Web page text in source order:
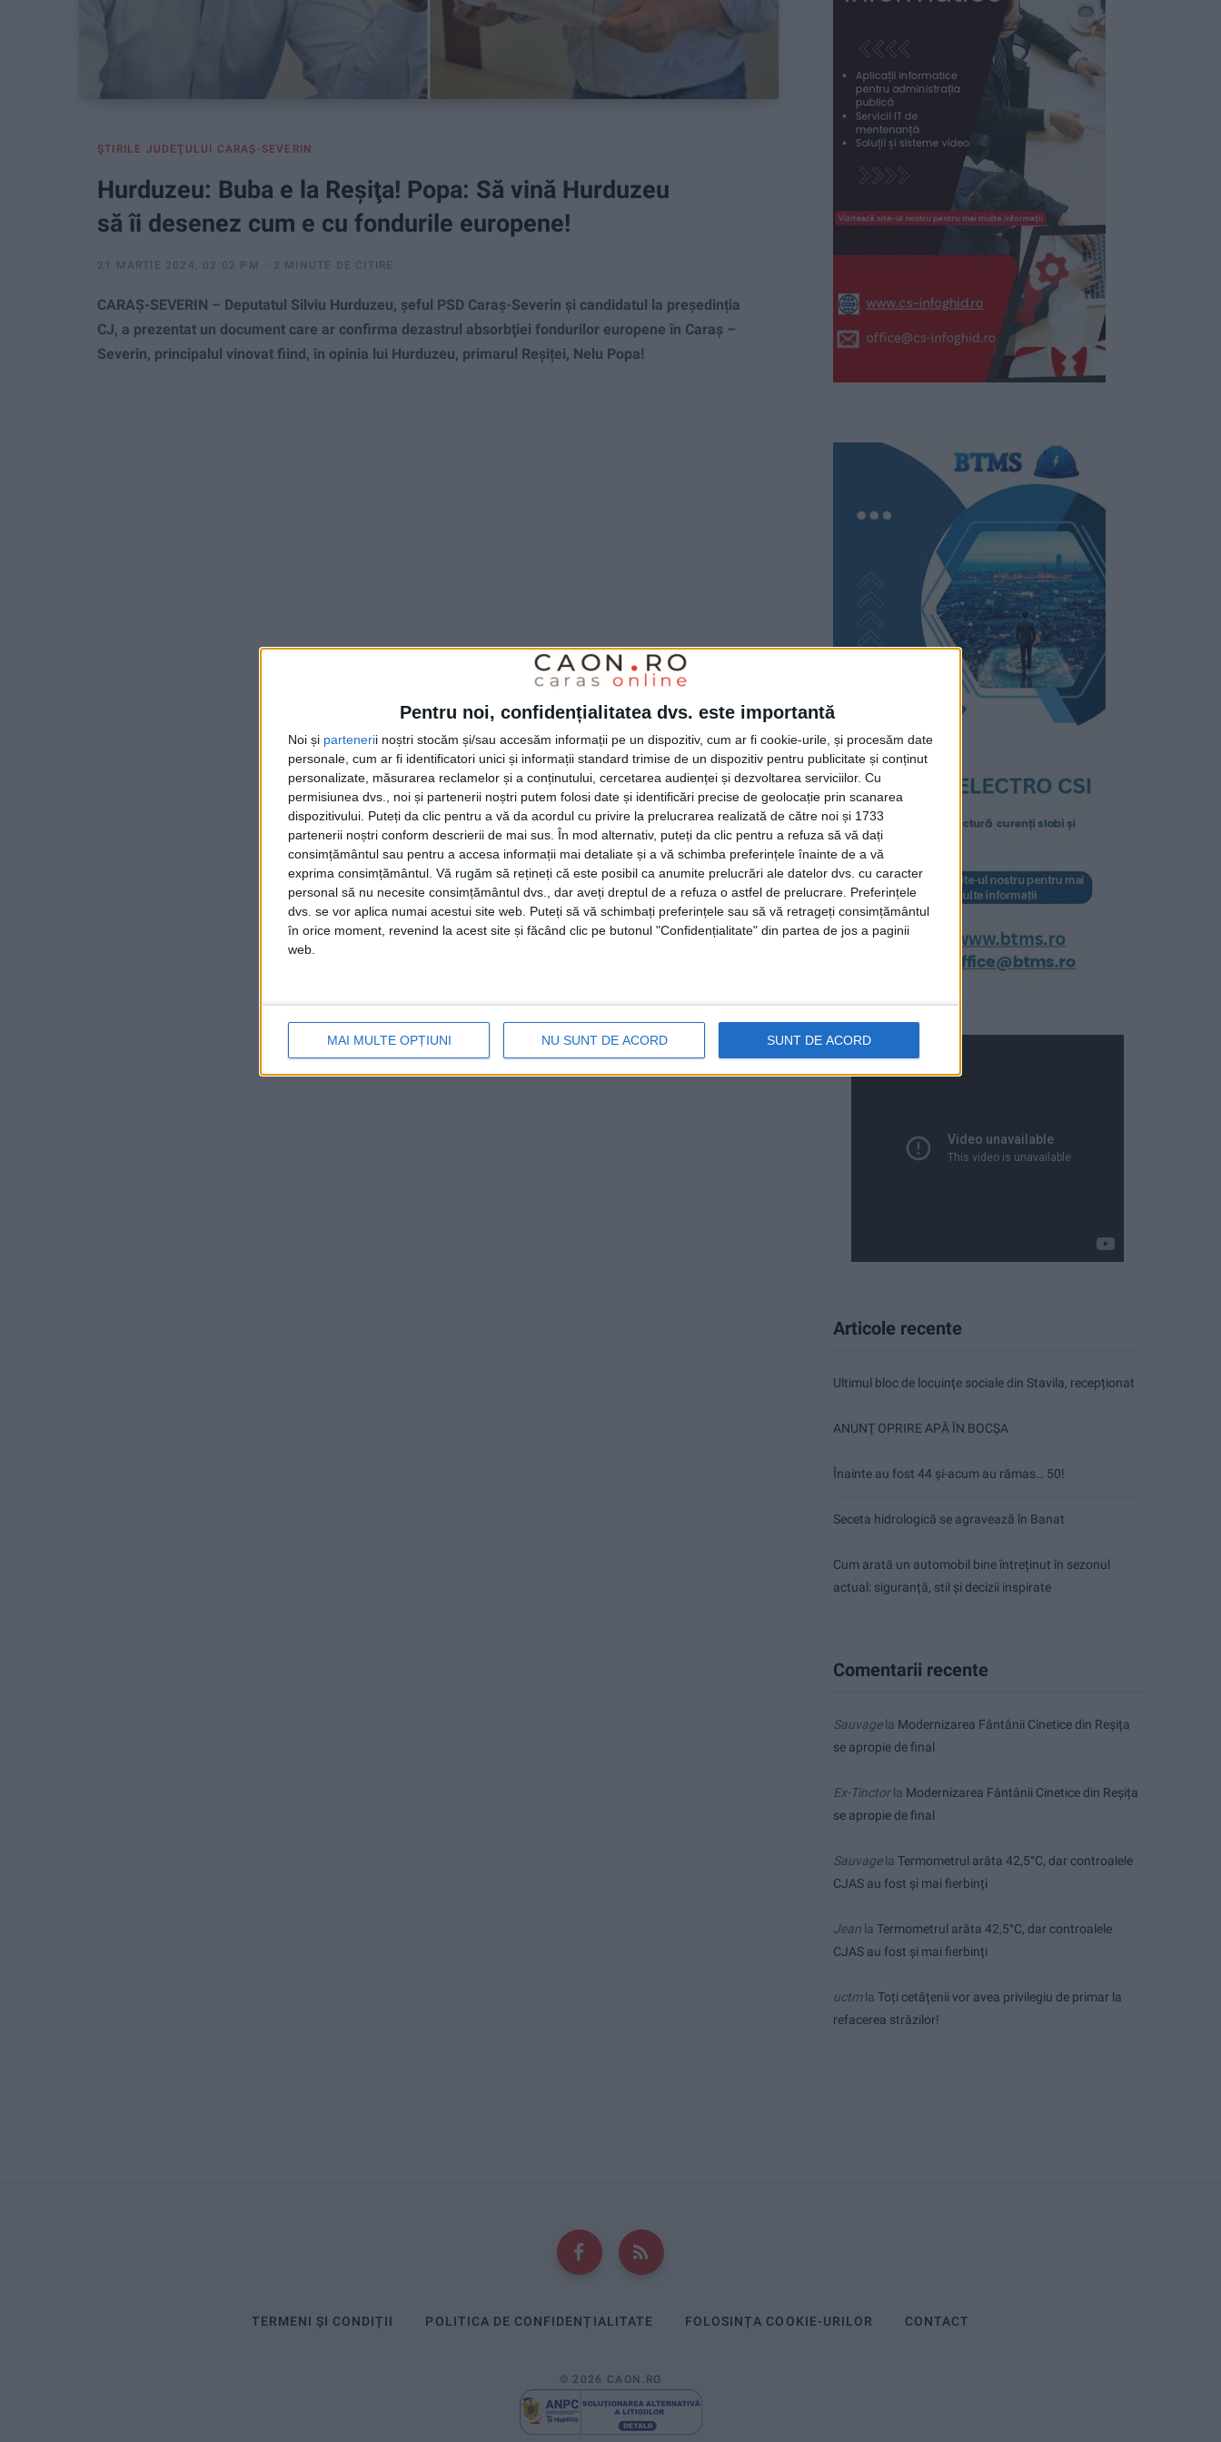
Pentru noi, confidențialitatea dvs. este importantă
Noi și partenerii noștri stocăm și/sau accesăm informații pe un dispozitiv, cum ar fi cookie-urile, și procesăm date
personale, cum ar fi identificatori unici și informații standard trimise de un dispozitiv pentru publicitate și conținut
personalizate, măsurarea reclamelor și a conținutului, cercetarea audienței și dezvoltarea serviciilor. Cu
permisiunea dvs., noi și partenerii noștri putem folosi date și identificări precise de geolocație prin scanarea
dispozitivului. Puteți da clic pentru a vă da acordul cu privire la prelucrarea realizată de către noi și 1733
partenerii noștri conform descrierii de mai sus. În mod alternativ, puteți da clic pentru a refuza să vă dați
consimțământul sau pentru a accesa informații mai detaliate și a vă schimba preferințele înainte de a vă
exprima consimțământul. Vă rugăm să rețineți că este posibil ca anumite prelucrări ale datelor dvs. cu caracter
personal să nu necesite consimțământul dvs., dar aveți dreptul de a refuza o astfel de prelucrare. Preferințele
dvs. se vor aplica numai acestui site web. Puteți să vă schimbați preferințele sau să vă retrageți consimțământul
în orice moment, revenind la acest site și făcând clic pe butonul "Confidențialitate" din partea de jos a paginii
web.
MAI MULTE OPȚIUNI NU SUNT DE ACORD SUNT DE ACORD
ŞTIRILE JUDEŢULUI CARAŞ-SEVERIN
Hurduzeu: Buba e la Reşiţa! Popa: Să vină Hurduzeu
să îi desenez cum e cu fondurile europene!
21 MARTIE 2024, 02:02 PM 2 MINUTE DE CITIRE
CARAȘ-SEVERIN – Deputatul Silviu Hurduzeu, șeful PSD Caraș-Severin și candidatul la președinția
CJ, a prezentat un document care ar confirma dezastrul absorbţiei fondurilor europene în Caraş –
Severin, principalul vinovat fiind, în opinia lui Hurduzeu, primarul Reșiței, Nelu Popa!
Articole recente
Ultimul bloc de locuințe sociale din Stavila, recepționat
ANUNŢ OPRIRE APĂ ÎN BOCȘA
Înainte au fost 44 și-acum au rămas… 50!
Seceta hidrologică se agravează în Banat
Cum arată un automobil bine întreținut în sezonul
actual: siguranță, stil și decizii inspirate
Comentarii recente
Sauvagela Modernizarea Fântânii Cinetice din Reșița
se apropie de final
Ex-Tinctorla Modernizarea Fântânii Cinetice din Reșița
se apropie de final
Sauvagela Termometrul arăta 42,5°C, dar controalele
CJAS au fost și mai fierbinți
Jean la Termometrul arăta 42,5°C, dar controalele
CJAS au fost și mai fierbinți
uctmla Toți cetățenii vor avea privilegiu de primar la
refacerea străzilor!
TERMENI ȘI CONDIȚII POLITICA DE CONFIDENȚIALITATE FOLOSINȚA COOKIE-URILOR CONTACT
© 2026 CAON.RO